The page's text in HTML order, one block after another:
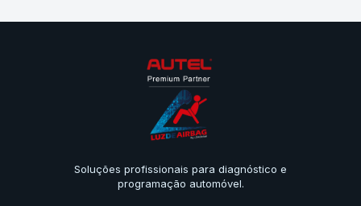
Soluções profissionais para diagnóstico e
programação automóvel.